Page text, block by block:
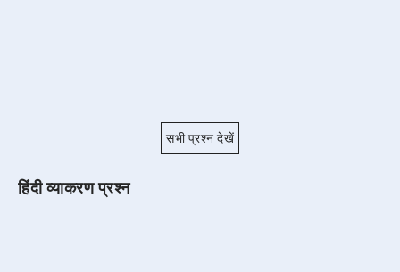
सभी प्रश्न देखें
हिंदी व्याकरण प्रश्न